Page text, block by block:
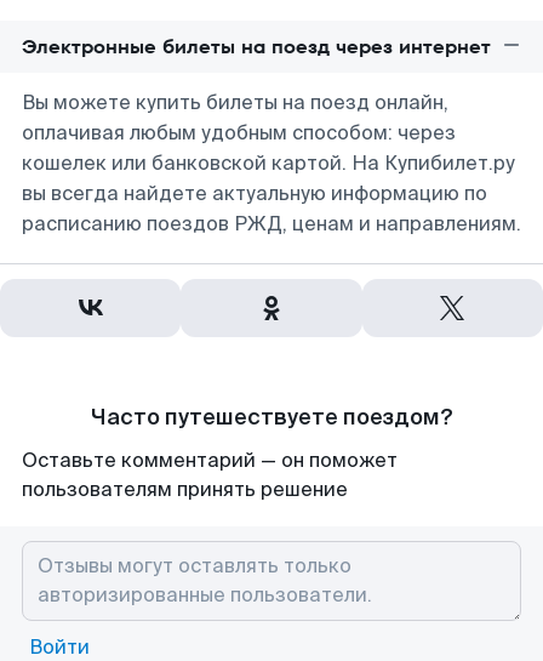
Электронные билеты на поезд через интернет
Вы можете купить билеты на поезд онлайн,
оплачивая любым удобным способом: через
кошелек или банковской картой. На Купибилет.ру
вы всегда найдете актуальную информацию по
расписанию поездов РЖД, ценам и направлениям.
Часто путешествуете поездом?
Оставьте комментарий — он поможет
пользователям принять решение
Войти